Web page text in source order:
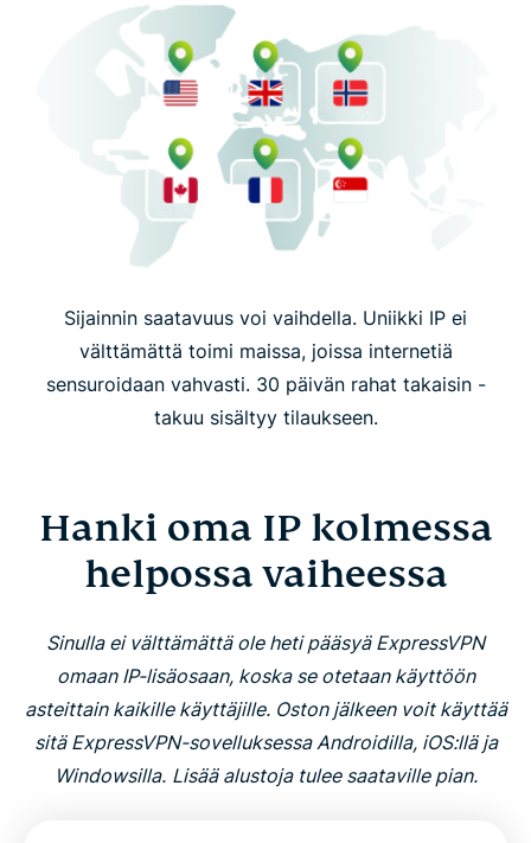
Sijainnin saatavuus voi vaihdella. Uniikki IP ei
välttämättä toimi maissa, joissa internetiä
sensuroidaan vahvasti. 30 päivän rahat takaisin -
takuu sisältyy tilaukseen.
Hanki oma IP kolmessa
helpossa vaiheessa
Sinulla ei välttämättä ole heti pääsyä ExpressVPN
omaan IP-lisäosaan, koska se otetaan käyttöön
asteittain kaikille käyttäjille. Oston jälkeen voit käyttää
sitä ExpressVPN-sovelluksessa Androidilla, iOS:llä ja
Windowsilla. Lisää alustoja tulee saataville pian.